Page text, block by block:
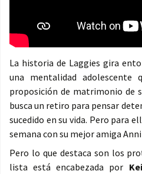
La historia de Laggies gira
una mentalidad
proposición de matrimonio de
busca un retiro para pensar
sucedido en su vida. Pero para
semana con su mejor amiga
Pero lo que destaca son los
lista está encabezada por